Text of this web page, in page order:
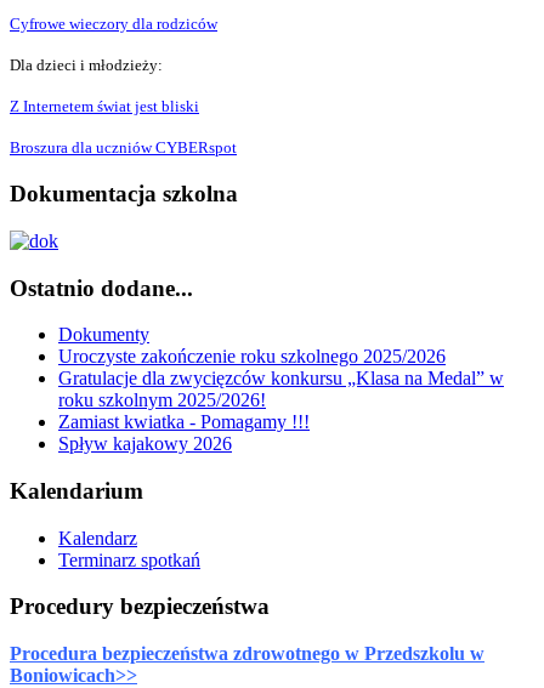
Cyfrowe wieczory dla rodziców
Dla dzieci i młodzieży:
Z Internetem świat jest bliski
Broszura dla uczniów CYBERspot
Dokumentacja szkolna
Ostatnio dodane...
Dokumenty
Uroczyste zakończenie roku szkolnego 2025/2026
Gratulacje dla zwycięzców konkursu „Klasa na Medal” w
roku szkolnym 2025/2026!
Zamiast kwiatka - Pomagamy !!!
Spływ kajakowy 2026
Kalendarium
Kalendarz
Terminarz spotkań
Procedury bezpieczeństwa
Procedura bezpieczeństwa zdrowotnego w Przedszkolu w
Boniowicach>>